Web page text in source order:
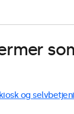
kiosk og